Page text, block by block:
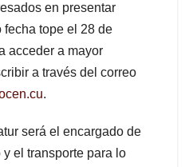
en presentar
fecha tope el 28 de
acceder a mayor
a través del correo
.
será el encargado de
el transporte para lo